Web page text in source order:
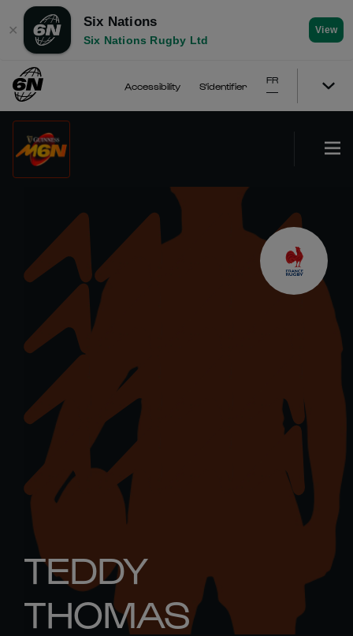
✕
Six Nations
Six Nations Rugby Ltd
View
Accessibility S'identifier
FR
TEDDY
THOMAS